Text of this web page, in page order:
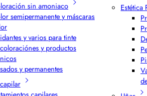
sin amoniaco
semipermanente y máscaras
y varios para tinte
y productos
y permanentes
Estética